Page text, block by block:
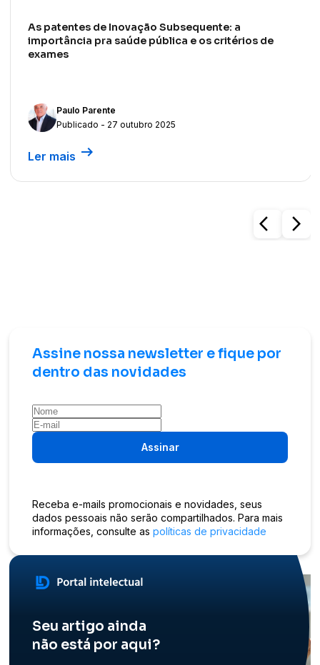
As patentes de Inovação Subsequente: a
importância pra saúde pública e os critérios de
exames
Paulo Parente
Publicado - 27 outubro 2025
Ler mais arrow_right_alt
arrow_back_ios arrow_forward_ios
Assine nossa newsletter e fique por
dentro das novidades
Assinar
Receba e-mails promocionais e novidades, seus
dados pessoais não serão compartilhados. Para mais
informações, consulte as políticas de privacidade
Seu artigo ainda
não está por aqui?